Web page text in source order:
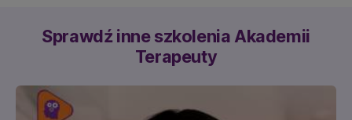
Sprawdź inne szkolenia Akademii
Terapeuty